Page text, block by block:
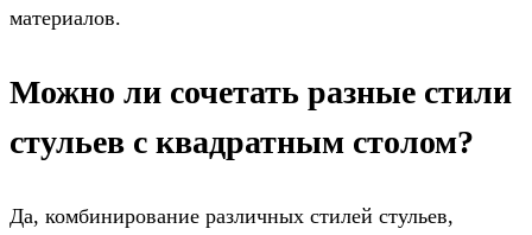
материалов.
Можно ли сочетать разные стили
стульев с квадратным столом?
Да, комбинирование различных стилей стульев,